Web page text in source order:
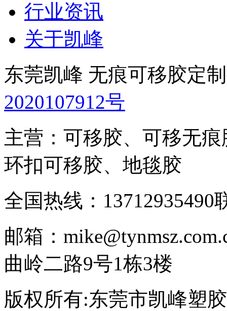
行业资讯
关于凯峰
东莞凯峰 无痕可移胶定
2020107912号
主营：可移胶、可移无
环扣可移胶、地毯胶
全国热线：13712935490
邮箱：
曲岭二路9号1栋3楼
版权所有:东莞市凯峰塑